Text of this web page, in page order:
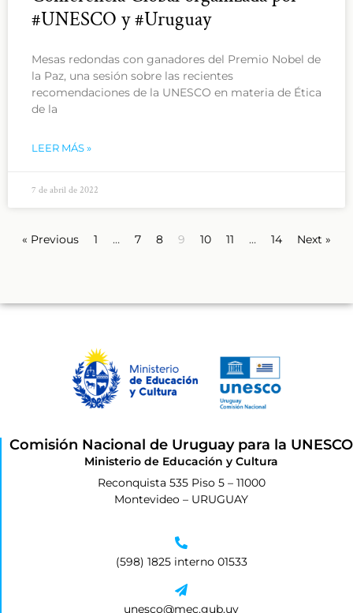
#UNESCO y #Uruguay
Mesas redondas con ganadores del Premio Nobel de
la Paz, una sesión sobre las recientes
recomendaciones de la UNESCO en materia de Ética
de la
LEER MÁS »
7 de abril de 2022
« Previous 1 … 7 8 9 10 11 … 14 Next »
Comisión Nacional de Uruguay para la UNESCO
Ministerio de Educación y Cultura
Reconquista 535 Piso 5 – 11000
Montevideo – URUGUAY
(598) 1825 interno 01533
unesco@mec.gub.uy